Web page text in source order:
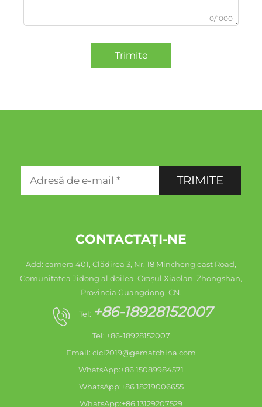
0/1000
Trimite
TRIMITE
CONTACTAȚI-NE
Add: camera 401, Clădirea 3, Nr. 18 Mincheng east Road,
Comunitatea Jidong al doilea, Orașul Xiaolan, Zhongshan,
Provincia Guangdong, CN.
Tel: +86-18928152007
Tel: +86-18928152007
Email: cici2019@gematchina.com
WhatsApp:+86 15089984571
WhatsApp:+86 18219006655
WhatsApp:+86 13129207529